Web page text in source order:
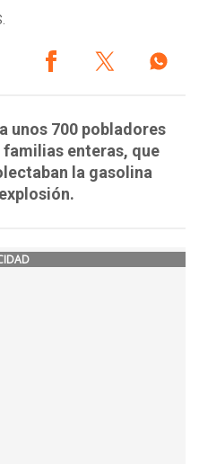
unos 700 pobladores
enteras, que
la gasolina